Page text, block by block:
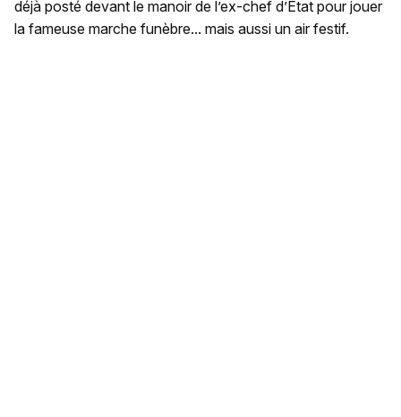
déjà posté devant le manoir de l’ex-chef d’Etat pour jouer
la fameuse marche funèbre... mais aussi un air festif.